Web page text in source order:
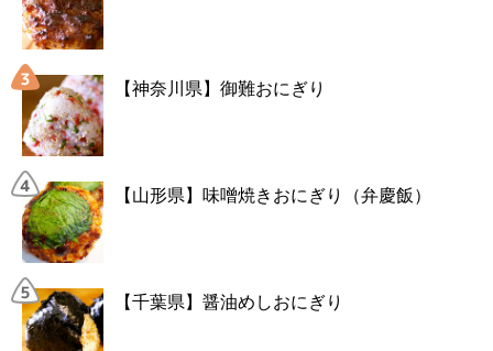
【神奈川県】御難おにぎり
【山形県】味噌焼きおにぎり（弁慶飯）
【千葉県】醤油めしおにぎり